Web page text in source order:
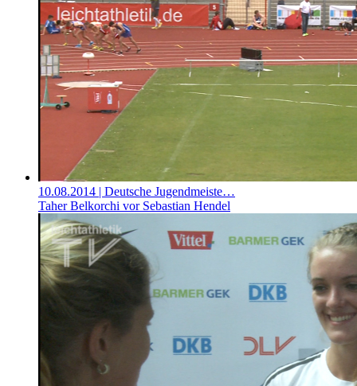
10.08.2014 | Deutsche Jugendmeiste…
Taher Belkorchi vor Sebastian Hendel